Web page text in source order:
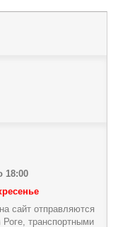
18:00
сайт отправляются
транспортными